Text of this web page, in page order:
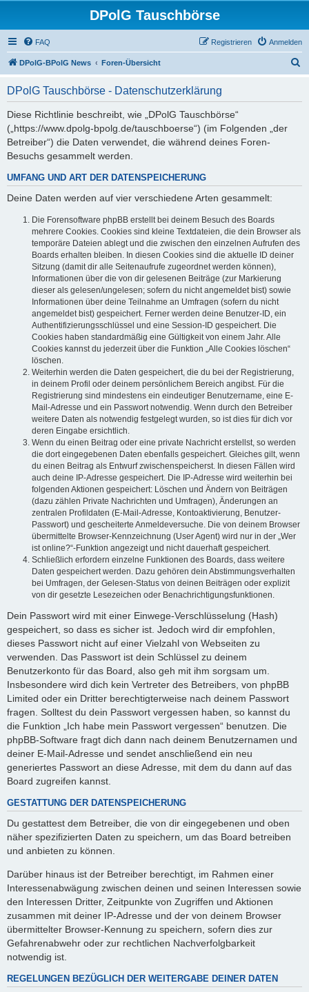
DPolG Tauschbörse
FAQ Anmelden
Registrieren
DPolG-BPolG News Foren-Übersicht
DPolG Tauschbörse - Datenschutzerklärung
Diese Richtlinie beschreibt, wie „DPolG Tauschbörse“
(„https://www.dpolg-bpolg.de/tauschboerse“) (im Folgenden „der
Betreiber“) die Daten verwendet, die während deines Foren-
Besuchs gesammelt werden.
UMFANG UND ART DER DATENSPEICHERUNG
Deine Daten werden auf vier verschiedene Arten gesammelt:
Die Forensoftware phpBB erstellt bei deinem Besuch des Boards
mehrere Cookies. Cookies sind kleine Textdateien, die dein Browser als
temporäre Dateien ablegt und die zwischen den einzelnen Aufrufen des
Boards erhalten bleiben. In diesen Cookies sind die aktuelle ID deiner
Sitzung (damit dir alle Seitenaufrufe zugeordnet werden können),
Informationen über die von dir gelesenen Beiträge (zur Markierung
dieser als gelesen/ungelesen; sofern du nicht angemeldet bist) sowie
Informationen über deine Teilnahme an Umfragen (sofern du nicht
angemeldet bist) gespeichert. Ferner werden deine Benutzer-ID, ein
Authentifizierungsschlüssel und eine Session-ID gespeichert. Die
Cookies haben standardmäßig eine Gültigkeit von einem Jahr. Alle
Cookies kannst du jederzeit über die Funktion „Alle Cookies löschen“
löschen.
Weiterhin werden die Daten gespeichert, die du bei der Registrierung,
in deinem Profil oder deinem persönlichem Bereich angibst. Für die
Registrierung sind mindestens ein eindeutiger Benutzername, eine E-
Mail-Adresse und ein Passwort notwendig. Wenn durch den Betreiber
weitere Daten als notwendig festgelegt wurden, so ist dies für dich vor
deren Eingabe ersichtlich.
Wenn du einen Beitrag oder eine private Nachricht erstellst, so werden
die dort eingegebenen Daten ebenfalls gespeichert. Gleiches gilt, wenn
du einen Beitrag als Entwurf zwischenspeicherst. In diesen Fällen wird
auch deine IP-Adresse gespeichert. Die IP-Adresse wird weiterhin bei
folgenden Aktionen gespeichert: Löschen und Ändern von Beiträgen
(dazu zählen Private Nachrichten und Umfragen), Änderungen an
zentralen Profildaten (E-Mail-Adresse, Kontoaktivierung, Benutzer-
Passwort) und gescheiterte Anmeldeversuche. Die von deinem Browser
übermittelte Browser-Kennzeichnung (User Agent) wird nur in der „Wer
ist online?“-Funktion angezeigt und nicht dauerhaft gespeichert.
Schließlich erfordern einzelne Funktionen des Boards, dass weitere
Daten gespeichert werden. Dazu gehören dein Abstimmungsverhalten
bei Umfragen, der Gelesen-Status von deinen Beiträgen oder explizit
von dir gesetzte Lesezeichen oder Benachrichtigungsfunktionen.
Dein Passwort wird mit einer Einwege-Verschlüsselung (Hash)
gespeichert, so dass es sicher ist. Jedoch wird dir empfohlen,
dieses Passwort nicht auf einer Vielzahl von Webseiten zu
verwenden. Das Passwort ist dein Schlüssel zu deinem
Benutzerkonto für das Board, also geh mit ihm sorgsam um.
Insbesondere wird dich kein Vertreter des Betreibers, von phpBB
Limited oder ein Dritter berechtigterweise nach deinem Passwort
fragen. Solltest du dein Passwort vergessen haben, so kannst du
die Funktion „Ich habe mein Passwort vergessen“ benutzen. Die
phpBB-Software fragt dich dann nach deinem Benutzernamen und
deiner E-Mail-Adresse und sendet anschließend ein neu
generiertes Passwort an diese Adresse, mit dem du dann auf das
Board zugreifen kannst.
GESTATTUNG DER DATENSPEICHERUNG
Du gestattest dem Betreiber, die von dir eingegebenen und oben
näher spezifizierten Daten zu speichern, um das Board betreiben
und anbieten zu können.
Darüber hinaus ist der Betreiber berechtigt, im Rahmen einer
Interessenabwägung zwischen deinen und seinen Interessen sowie
den Interessen Dritter, Zeitpunkte von Zugriffen und Aktionen
zusammen mit deiner IP-Adresse und der von deinem Browser
übermittelter Browser-Kennung zu speichern, sofern dies zur
Gefahrenabwehr oder zur rechtlichen Nachverfolgbarkeit
notwendig ist.
REGELUNGEN BEZÜGLICH DER WEITERGABE DEINER DATEN